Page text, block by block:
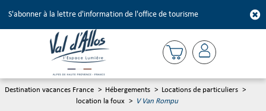
S'abonner à la lettre d'information de l'office de tourisme
Destination vacances France > Hébergements > Locations de particuliers >
location la foux > V Van Rompu